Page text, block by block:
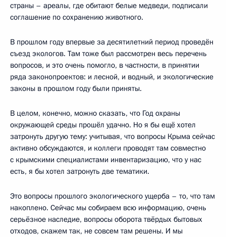
страны – ареалы, где обитают белые медведи, подписали
соглашение по сохранению животного.
В прошлом году впервые за десятилетний период проведён
съезд экологов. Там тоже был рассмотрен весь перечень
вопросов, и это очень помогло, в частности, в принятии
ряда законопроектов: и лесной, и водный, и экологические
законы в прошлом году были приняты.
В целом, конечно, можно сказать, что Год охраны
окружающей среды прошёл удачно. Но я бы ещё хотел
затронуть другую тему: учитывая, что вопросы Крыма сейчас
активно обсуждаются, и коллеги проводят там совместно
с крымскими специалистами инвентаризацию, что у нас
есть, я бы хотел затронуть две тематики.
Это вопросы прошлого экологического ущерба – то, что там
накоплено. Сейчас мы собираем всю информацию, очень
серьёзное наследие, вопросы оборота твёрдых бытовых
отходов, скажем так, не совсем там решены. И мы